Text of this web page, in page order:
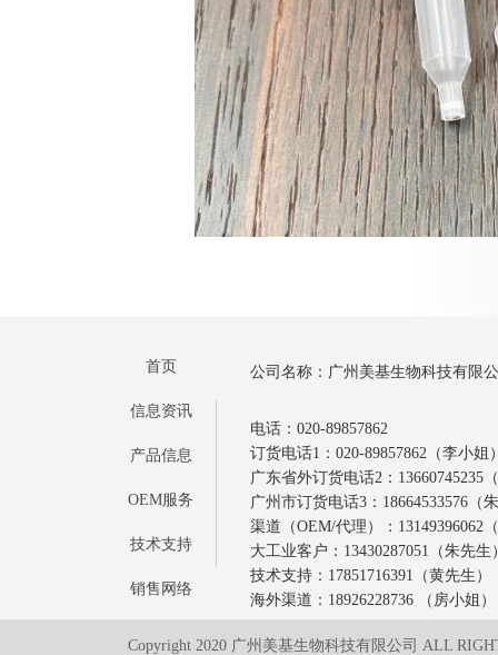
首页
信息资讯
产品信息
OEM服务
技术支持
销售网络
公司名称：广州美基生物科技有限
电话：020-89857862
订货电话1：020-89857862（李小姐
广东省外订货电话2：13660745235
广州市订货电话3：18664533576（
渠道（OEM/代理）：13149396062
大工业客户：13430287051（朱先生
技术支持：17851716391（黄先生）
海外渠道：18926228736 （房小姐）
Copyright 2020 广州美基生物科技有限公司 ALL